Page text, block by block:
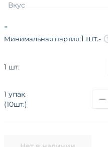
-
Минимальная партия:1 шт.-
1 шт.
1 упак.
(10шт.)
Вкус
О компании
Поставщикам